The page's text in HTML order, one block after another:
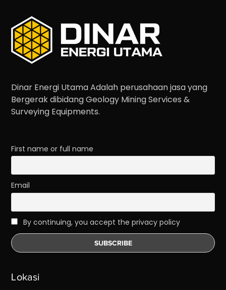
Dinar Energi Utama Adalah perusahaan jasa yang
Bergerak dibidang Geology Mining Services &
Surveying Equipments.
First name or full name
Email
By continuing, you accept the privacy policy
Lokasi